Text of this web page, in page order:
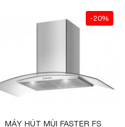
-20%
MÁY HÚT MÙI FASTER FS